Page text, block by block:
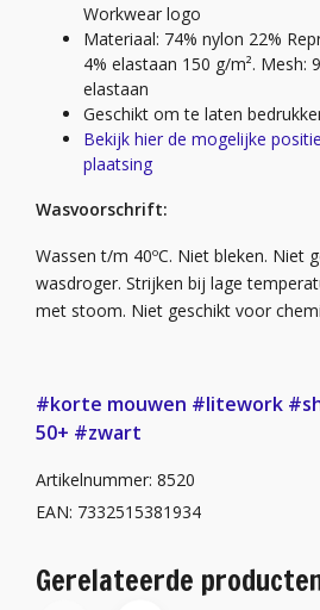
Workwear logo
Materiaal: 74% nylon 22%
4% elastaan 150 g/m². Mesh:
elastaan
Geschikt om te laten
Bekijk hier de mogelijke
plaatsing
Wasvoorschrift:
Wassen t/m 40ºC. Niet bleken. Niet
wasdroger. Strijken bij lage
met stoom. Niet geschikt voor
#korte mouwen #litework
50+ #zwart
Artikelnummer: 8520
EAN: 7332515381934
Gerelateerde